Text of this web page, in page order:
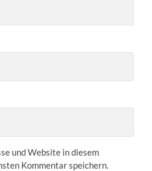
und Website in diesem
Kommentar speichern.